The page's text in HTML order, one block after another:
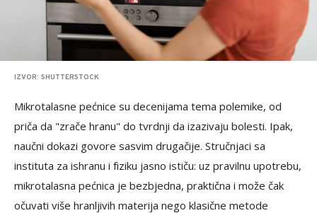
IZVOR: SHUTTERSTOCK
Mikrotalasne pećnice su decenijama tema polemike, od
priča da "zrače hranu" do tvrdnji da izazivaju bolesti. Ipak,
naučni dokazi govore sasvim drugačije. Stručnjaci sa
instituta za ishranu i fiziku jasno ističu: uz pravilnu upotrebu,
mikrotalasna pećnica je bezbjedna, praktična i može čak
očuvati više hranljivih materija nego klasične metode